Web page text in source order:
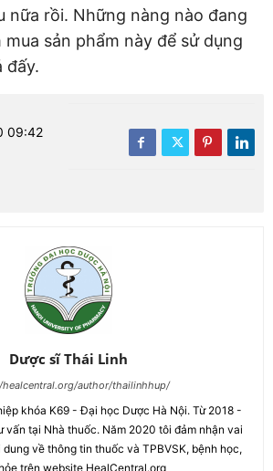
nữa rồi. Những nàng nào đang
sản phẩm này để sử dụng
đấy.
09:42
Dược sĩ Thái Linh
author/thailinhhup/
khóa K69 - Đại học Dược Hà Nội. Từ 2018 -
vấn tại Nhà thuốc. Năm 2020 tôi đảm nhận vai
về thông tin thuốc và TPBVSK, bệnh học,
trên website HealCentral.org